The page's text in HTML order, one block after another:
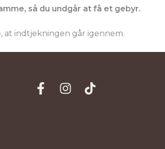
, så du undgår at få et gebyr.
at indtjekningen går igennem.